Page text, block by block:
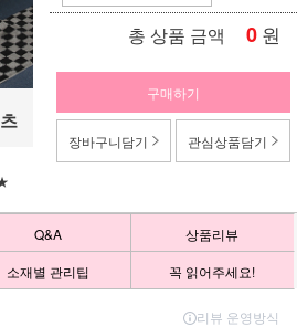
총 상품 금액 0 원
구매하기
장바구니담기 관심상품담기
Q&A
상품리뷰
소재별 관리팁 꼭 읽어주세요!